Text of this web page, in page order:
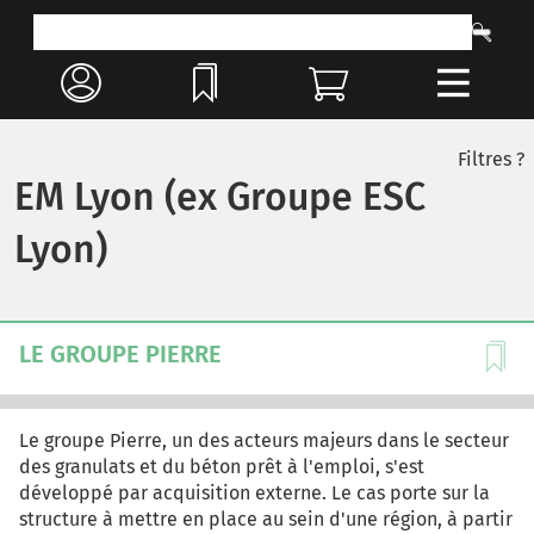
EM Lyon (ex Groupe ESC
Lyon)
Filtres ?
LE GROUPE PIERRE
Le groupe Pierre, un des acteurs majeurs dans le secteur
des granulats et du béton prêt à l'emploi, s'est
développé par acquisition externe. Le cas porte sur la
structure à mettre en place au sein d'une région, à partir